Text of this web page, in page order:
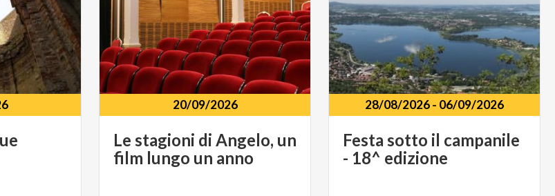
20/09/2026
Le stagioni di Angelo, un
film lungo un anno
28/08/2026- 06/09/2026
Festa sotto il campanile
- 18^ edizione